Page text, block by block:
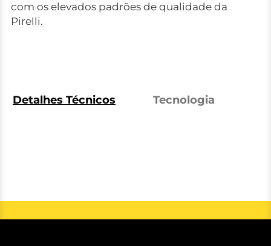
com os elevados padrões de qualidade da
Pirelli.
Detalhes Técnicos Tecnologia